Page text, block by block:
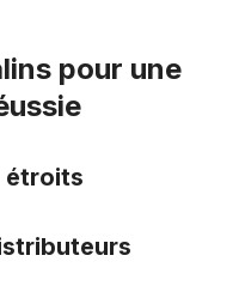
pour une
étroits